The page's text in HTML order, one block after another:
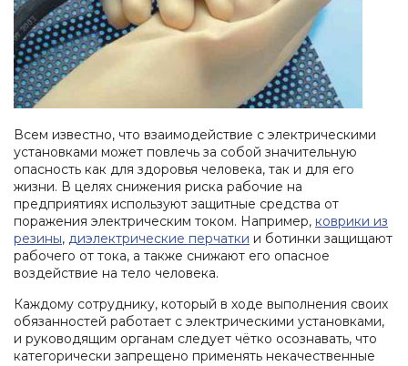
одежда
Влагозащитная
одежда
Одноразовая
для
сварщиков
Обувь
для
температур
Аксессуары
для
обуви
Средства
защиты
Респираторы
защиты
органов
слуха
Защитные
фартуки
Наколенники
Диэлектрические
изделия
При
высотных
работах
Ткани
швейная
фурнитура
Всем известно, что взаимодействие с электрическими
установками может повлечь за собой значительную
опасность как для здоровья человека, так и для его
жизни. В целях снижения риска рабочие на
предприятиях используют защитные средства от
поражения электрическим током. Например, коврики из
резины, диэлектрические перчатки и ботинки защищают
рабочего от тока, а также снижают его опасное
воздействие на тело человека.
Каждому сотруднику, который в ходе выполнения своих
обязанностей работает с электрическими установками,
и руководящим органам следует чётко осознавать, что
категорически запрещено применять некачественные